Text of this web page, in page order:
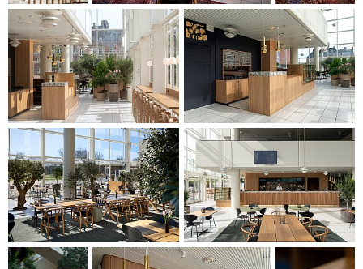
Stahlkonstruktion an der Seitenbühne des Großen Saals. Die
Verlegung hat erheblichen Foyerplatz geschaffen, der nun
für Aufenthalte, Café-Veranstaltungen und flexible Nutzung
für die Gäste des Musikhauses neu gestaltet wurde.
Das Projekt vereint funktionale Modernisierung mit
architektonischer Sensibilität und stellt sicher, dass das
Musikhuset weiterhin einen attraktiven und gut
funktionierenden Rahmen für das zukünftige Kulturleben
bieten kann.